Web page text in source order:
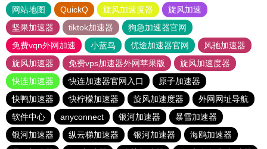
网站地图 QuickQ 旋风加速度器
旋风加速
坚果加速器
tiktok加速器
狗急加速器官网
免费vqn外网加速
小蓝鸟 优途加速器官网
风驰加速器
旋风加速器
免费vps加速器外网苹果版
旋风加速度器
快连加速器
快连加速器官网入口
原子加速器
快鸭加速器
快柠檬加速器 旋风加速度器
外网网址导航
软件中心
anyconnect 银河加速器
暴雪加速器
银河加速器
纵云梯加速器 银河加速器
海鸥加速器